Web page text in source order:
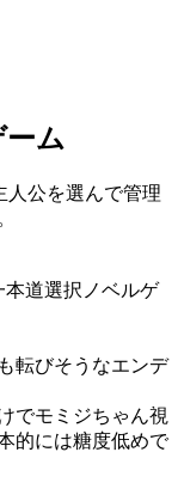
ム
人公を選んで管理
道選択ノベルゲ
転びそうなエンデ
でモミジちゃん視
的には糖度低めで